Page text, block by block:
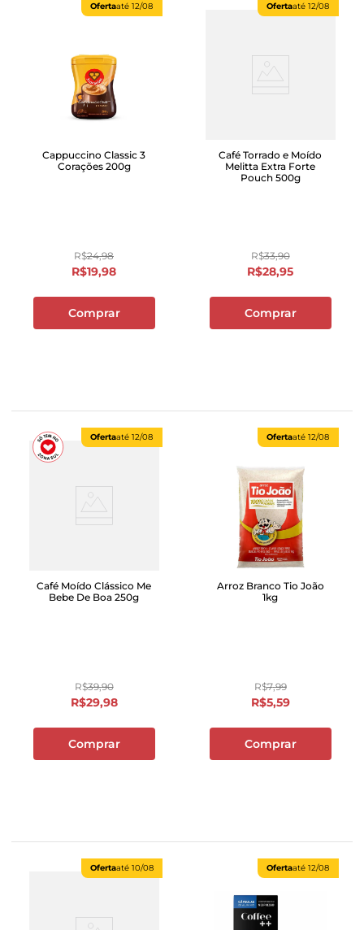
Ofertaaté 12/08
Cappuccino Classic 3
Corações 200g
R$24,98
R$19,98
Comprar
Ofertaaté 12/08
Café Torrado e Moído
Melitta Extra Forte
Pouch 500g
R$33,90
R$28,95
Comprar
Ofertaaté 12/08
Café Moído Clássico Me
Bebe De Boa 250g
R$39,90
R$29,98
Comprar
Ofertaaté 12/08
Arroz Branco Tio João
1kg
R$7,99
R$5,59
Comprar
Ofertaaté 10/08 Ofertaaté 12/08